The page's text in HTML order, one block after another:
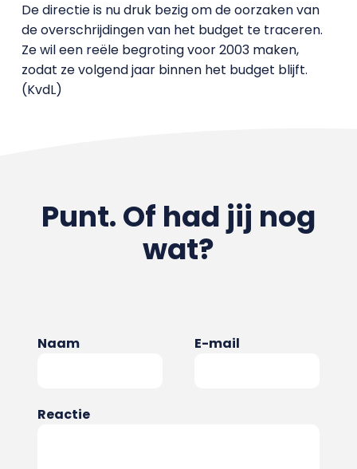
De directie is nu druk bezig om de oorzaken van
de overschrijdingen van het budget te traceren.
Ze wil een reële begroting voor 2003 maken,
zodat ze volgend jaar binnen het budget blijft.
(KvdL)
Punt. Of had jij nog
wat?
Naam E-mail
Reactie